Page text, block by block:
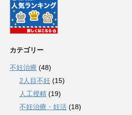
カテゴリー
不妊治療 (48)
2人目不妊 (15)
人工授精 (19)
不妊治療・妊活 (18)